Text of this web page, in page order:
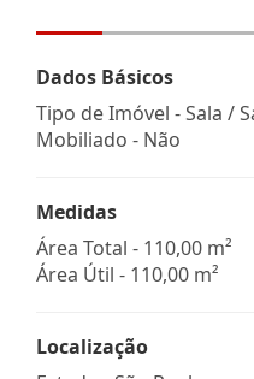
Dados Básicos
Tipo de Imóvel - Sala /
Mobiliado - Não
Medidas
Área Total - 110,00 m²
Área Útil - 110,00 m²
Localização